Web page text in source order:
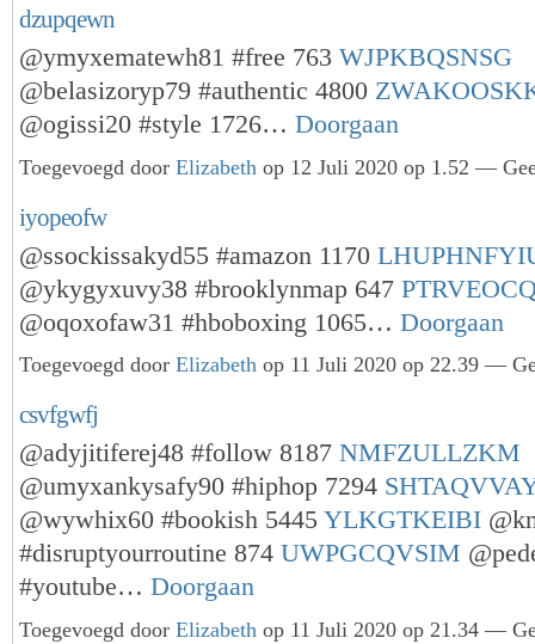
dzupqewn
@ymyxematewh81 #free 763 WJPKBQSNSG
@belasizoryp79 #authentic 4800
@ogissi20 #style 1726… Doorgaan
Toegevoegd door Elizabeth op 12 Juli 2020 op 1.52 —
iyopeofw
@ssockissakyd55 #amazon 1170
@ykygyxuvy38 #brooklynmap 647
@oqoxofaw31 #hboboxing 1065… Doorgaan
Toegevoegd door Elizabeth op 11 Juli 2020 op 22.39 —
csvfgwfj
@adyjitiferej48 #follow 8187 NMFZULLZKM
@umyxankysafy90 #hiphop 7294
@wywhix60 #bookish 5445 YLKGTKEIBI
#disruptyourroutine 874 UWPGCQVSIM
#youtube… Doorgaan
Toegevoegd door Elizabeth op 11 Juli 2020 op 21.34 —